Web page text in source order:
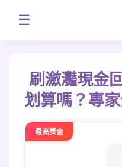
☰
刷瀲灩現金
划算嗎？專
最高獎金